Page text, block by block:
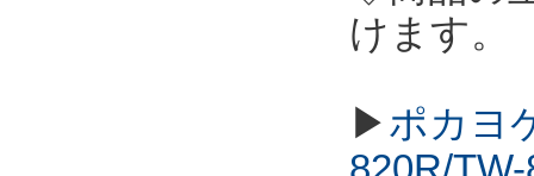
けます。
▶ポカヨ